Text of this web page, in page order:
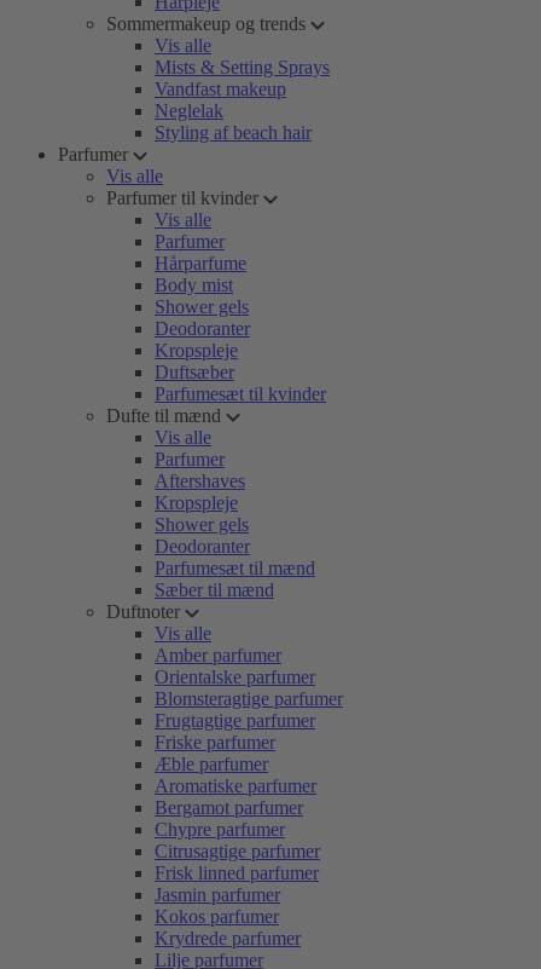
Sommermakeup og trends
Vis alle
Mists & Setting Sprays
Vandfast makeup
Neglelak
Styling af beach hair
Parfumer
Vis alle
Parfumer til kvinder
Vis alle
Parfumer
Hårparfume
Body mist
Shower gels
Deodoranter
Kropspleje
Duftsæber
Parfumesæt til kvinder
Dufte til mænd
Vis alle
Parfumer
Aftershaves
Kropspleje
Shower gels
Deodoranter
Parfumesæt til mænd
Sæber til mænd
Duftnoter
Vis alle
Amber parfumer
Orientalske parfumer
Blomsteragtige parfumer
Frugtagtige parfumer
Friske parfumer
Æble parfumer
Aromatiske parfumer
Bergamot parfumer
Chypre parfumer
Citrusagtige parfumer
Frisk linned parfumer
Jasmin parfumer
Kokos parfumer
Krydrede parfumer
Lilje parfumer